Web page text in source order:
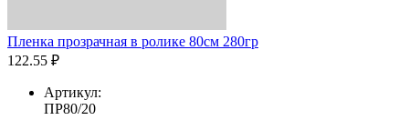
Пленка прозрачная в ролике 80см 280гр
122.55 ₽
Артикул:
ПР80/20